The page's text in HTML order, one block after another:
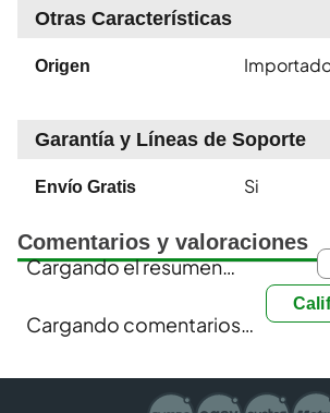
Otras Características
Origen
Garantía y Líneas de Soporte
Envío Gratis Si
Comentarios y valoraciones
Cargando el resumen…
Cargando comentarios…